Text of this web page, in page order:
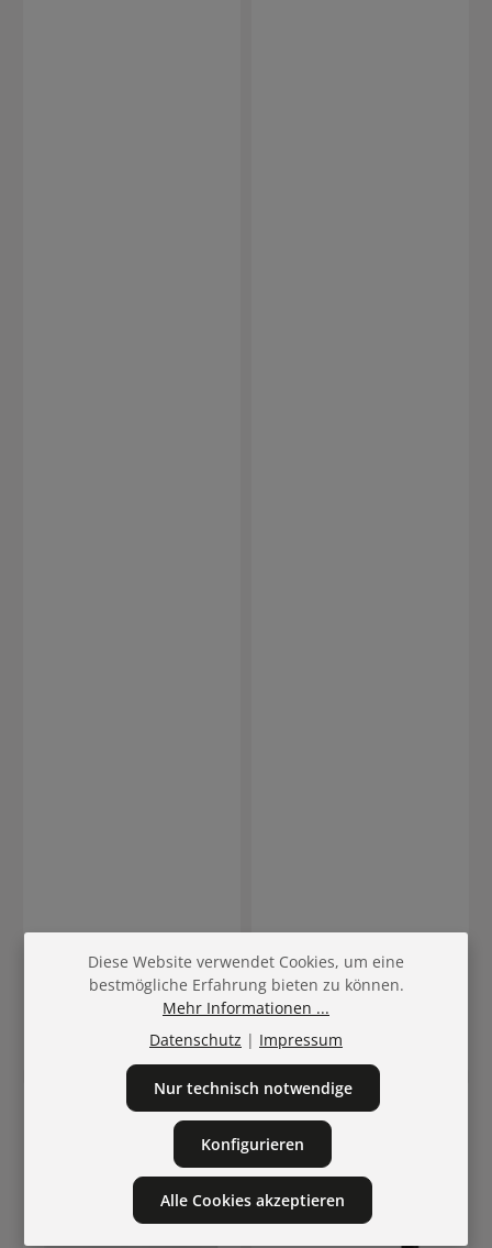
(CHF 2.48 / 1
Regulärer Preis:
CHF 12.90
andmetics professional
Färbepinsel
Verkaufspreis:
CHF 11.00
Diese Website verwendet Cookies, um eine
bestmögliche Erfahrung bieten zu können.
Mehr Informationen ...
Datenschutz | Impressum
Nur technisch notwendige
Konfigurieren
Alle Cookies akzeptieren